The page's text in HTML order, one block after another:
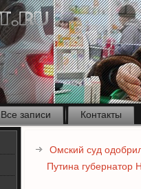
Все записи
Контакты
Омский суд
Путина губернатор